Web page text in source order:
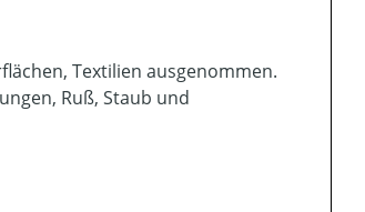
Textilien ausgenommen.
Ruß, Staub und